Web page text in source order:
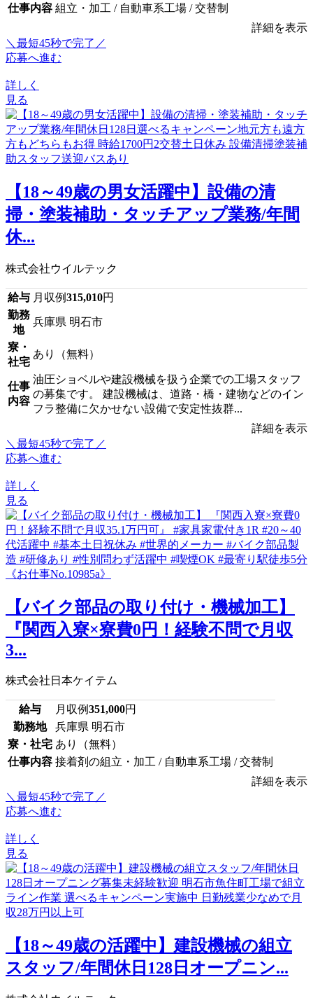
仕事内容 組立・加工 / 自動車系工場 / 交替制
詳細を表示
＼最短45秒で完了／
応募へ進む
詳しく
見る
【18～49歳の男女活躍中】設備の清
掃・塗装補助・タッチアップ業務/年間
休...
株式会社ウイルテック
給与 月収例315,010円
勤務
地
兵庫県 明石市
寮・
社宅
あり（無料）
仕事
内容
油圧ショベルや建設機械を扱う企業での工場スタッフ
の募集です。 建設機械は、道路・橋・建物などのイン
フラ整備に欠かせない設備で安定性抜群...
詳細を表示
＼最短45秒で完了／
応募へ進む
詳しく
見る
【バイク部品の取り付け・機械加工】
『関西入寮×寮費0円！経験不問で月収
3...
株式会社日本ケイテム
給与 月収例351,000円
勤務地
兵庫県 明石市
寮・社宅 あり（無料）
仕事内容 接着剤の組立・加工 / 自動車系工場 / 交替制
詳細を表示
＼最短45秒で完了／
応募へ進む
詳しく
見る
【18～49歳の活躍中】建設機械の組立
スタッフ/年間休日128日オープニン...